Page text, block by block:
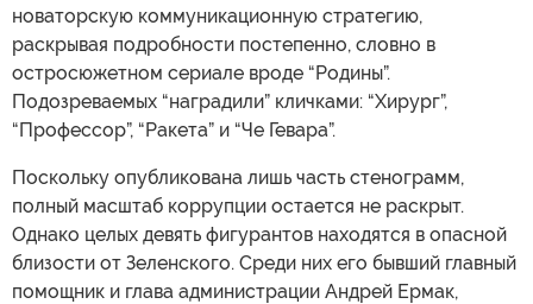
новаторскую коммуникационную стратегию,
раскрывая подробности постепенно, словно в
остросюжетном сериале вроде “Родины”.
Подозреваемых “наградили” кличками: “Хирург”,
“Профессор”, “Ракета” и “Че Гевара”.
Поскольку опубликована лишь часть стенограмм,
полный масштаб коррупции остается не раскрыт.
Однако целых девять фигурантов находятся в опасной
близости от Зеленского. Среди них его бывший главный
помощник и глава администрации Андрей Ермак,